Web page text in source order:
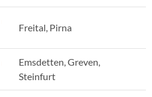
Freital, Pirna
Emsdetten, Greven,
Steinfurt